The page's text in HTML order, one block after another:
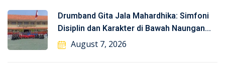
Drumband Gita Jala Mahardhika: Simfoni
Disiplin dan Karakter di Bawah Naungan
TNI-ALAugust 7, 2026